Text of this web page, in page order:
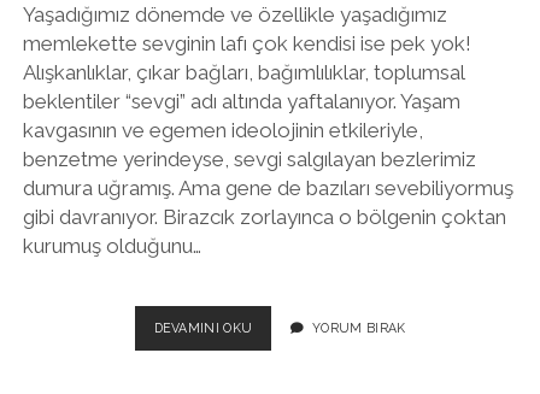
Yaşadığımız dönemde ve özellikle yaşadığımız
memlekette sevginin lafı çok kendisi ise pek yok!
Alışkanlıklar, çıkar bağları, bağımlılıklar, toplumsal
beklentiler “sevgi” adı altında yaftalanıyor. Yaşam
kavgasının ve egemen ideolojinin etkileriyle,
benzetme yerindeyse, sevgi salgılayan bezlerimiz
dumura uğramış. Ama gene de bazıları sevebiliyormuş
gibi davranıyor. Birazcık zorlayınca o bölgenin çoktan
kurumuş olduğunu…
DEVAMINI OKU KEDILERDEN
SONRA
YORUM BIRAK